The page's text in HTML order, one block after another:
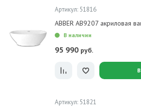
Артикул: 51816
ABBER AB9207 акриловая
В наличии
95 990 руб.
Артикул: 51821